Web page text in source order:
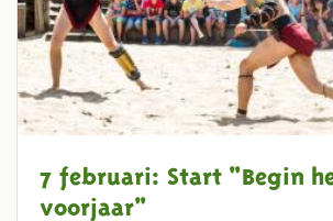
7 februari: Start "Begin
voorjaar"